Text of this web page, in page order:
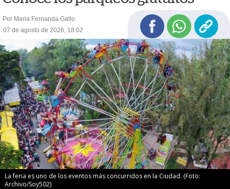
Por Maria Fernanda Gallo
07 de agosto de 2026, 18:02
La feria es uno de los eventos más concurridos en la Ciudad. (Foto:
Archivo/Soy502)